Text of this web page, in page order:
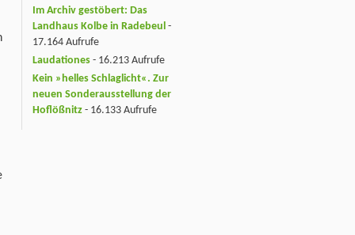
Im Archiv gestöbert: Das
Landhaus Kolbe in Radebeul -
17.164 Aufrufe
Laudationes - 16.213 Aufrufe
Kein »helles Schlaglicht«. Zur
neuen Sonderausstellung der
Hoflößnitz - 16.133 Aufrufe